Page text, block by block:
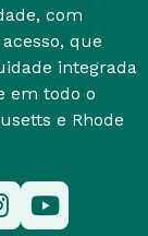
com
que
integrada
em todo o
e Rhode